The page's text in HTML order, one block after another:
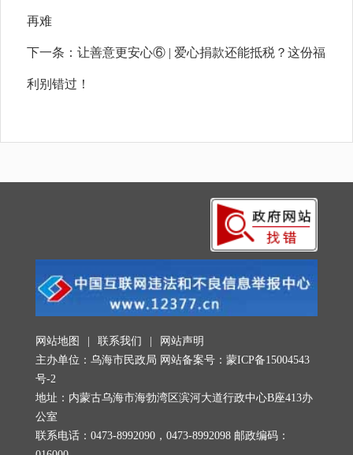
再难
下一条： 让善意更安心⑥ | 爱心捐款还能抵税？这份福
利别错过！
网站地图 联系我们
网站声明
主办单位：乌海市民政局 网站备案号： 蒙ICP备15004543
号-2
地址：内蒙古乌海市海勃湾区滨河大道行政中心B座413办
公室
联系电话：0473-8992090，0473-8992098 邮政编码：